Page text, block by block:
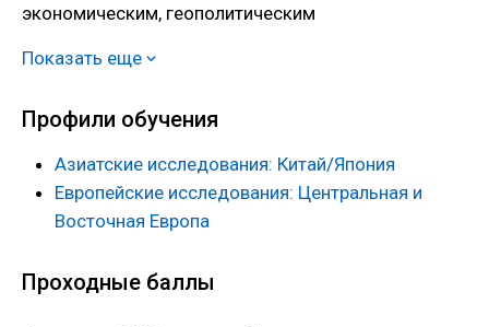
экономическим, геополитическим
представляется возможность изучения нескольких
французский, испанский, финский, хорватский,
чешский.
Показать еще
Профили обучения
Азиатские исследования: Китай/Япония
Европейские исследования: Центральная и
Восточная Европа
Проходные баллы